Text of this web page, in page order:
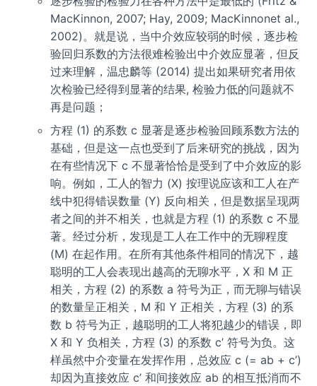
MacKinnon, 2007; Hay, 2009; MacKinnonet al.,
2002)。就是说，当中介效应较弱的时候，逐步检
验回归系数的方法很难检验出中介效应显著，但反
过来理解，温忠麟等 (2014) 提出如果研究者用依
次检验已经得到显著的结果, 检验力低的问题就不
再是问题；
方程 (1) 的系数 c 显著是逐步检验回顾系数方法的
基础，但是这一点也受到了后来研究的挑战，因为
在有些情况下 c 不显著恰恰是受到了中介效应的影
响。例如，工人的智力 (X) 按理说应该和工人在产
线中犯得错误数量 (Y) 反向相关，但是数据呈现两
者之间的并不相关，也就是方程 (1) 的系数 c 不显
著。经过分析，发现是工人在工作中的无聊程度
(M) 在起作用。在所有其他条件相同的情况下，越
聪明的工人会表现出越高的无聊水平，X 和 M 正
相关，方程 (2) 的系数 a 符号为正，而无聊与错误
的数量呈正相关，M 和 Y 正相关，方程 (3) 的系
数 b 符号为正，越聪明的工人将犯越少的错误，即
X 和 Y 负相关，方程 (3) 的系数 c’ 符号为负。这
样虽然中介变量在发挥作用，总效应 c (= ab + c’)
却因为直接效应 c’ 和间接效应 ab 的相互抵消而不